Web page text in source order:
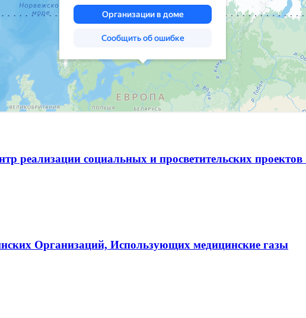
реализации социальных и просветительских
Организаций, Использующих медицинские газы